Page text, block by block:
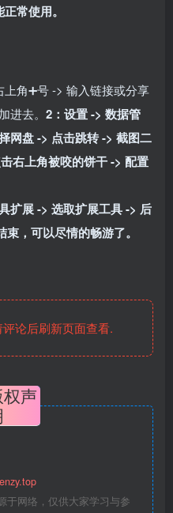
常使用。
角➕号 -> 输入链接或分享
进去。 2：设置 -> 数据管
网盘 -> 点击跳转 -> 截图二
右上角被咬的饼干 -> 配置
扩展 -> 选取扩展工具 -> 后
，可以尽情的畅游了。
论后刷新页面查看.
声
于网络，仅供大家学习与参